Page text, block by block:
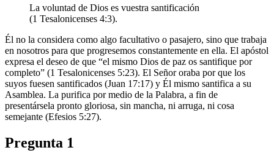
La voluntad de Dios es vuestra santificación
(1 Tesalonicenses 4:3).
Él no la considera como algo facultativo o pasajero, sino que trabaja
en nosotros para que progresemos constantemente en ella. El apóstol
expresa el deseo de que “el mismo Dios de paz os santifique por
completo” (1 Tesalonicenses 5:23). El Señor oraba por que los
suyos fuesen santificados (Juan 17:17) y Él mismo santifica a su
Asamblea. La purifica por medio de la Palabra, a fin de
presentársela pronto gloriosa, sin mancha, ni arruga, ni cosa
semejante (Efesios 5:27).
Pregunta 1